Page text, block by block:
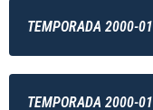
TEMPORADA 2000-01
TEMPORADA 2000-01